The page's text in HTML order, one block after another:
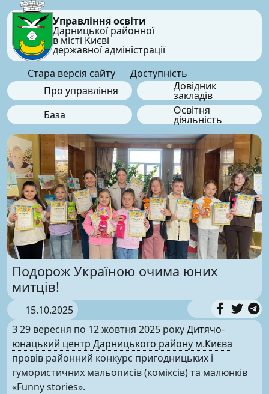
Управління освіти
Дарницької районної
в місті Києві
державної адміністрації
Стара версія сайту
Доступність
Про управління
Довідник
закладів
База
Освітня
діяльність
Подорож Україною очима юних
митців!
15.10.2025
З 29 вересня по 12 жовтня 2025 рокуДитячо-
юнацький центр Дарницького району м.Києва
провів районний конкурс пригодницьких і
гумористичних мальописів (коміксів) та малюнків
«Funny stories».